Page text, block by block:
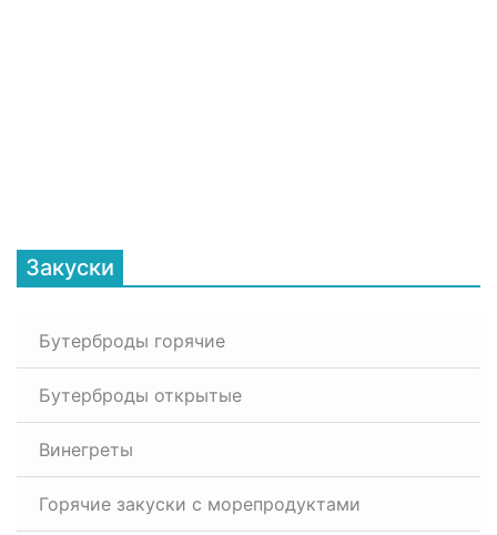
Закуски
Бутерброды горячие
Бутерброды открытые
Винегреты
Горячие закуски с морепродуктами